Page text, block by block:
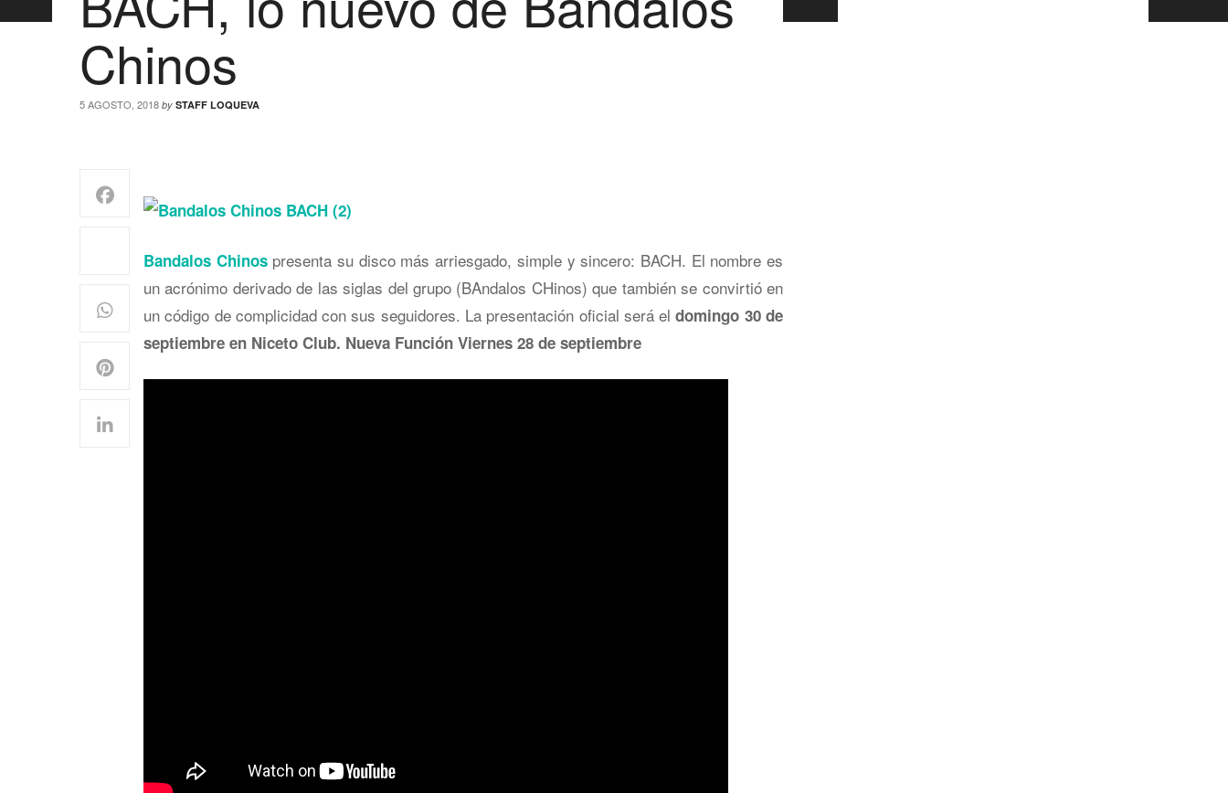
Chinos
5 AGOSTO, 2018 by STAFF LOQUEVA
Bandalos Chinospresenta su disco más arriesgado, simple y sincero: BACH. El nombre es
un acrónimo derivado de las siglas del grupo (BAndalos CHinos) que también se convirtió en
un código de complicidad con sus seguidores. La presentación oficial será eldomingo 30 de
septiembre en Niceto Club. Nueva Función Viernes 28 de septiembre